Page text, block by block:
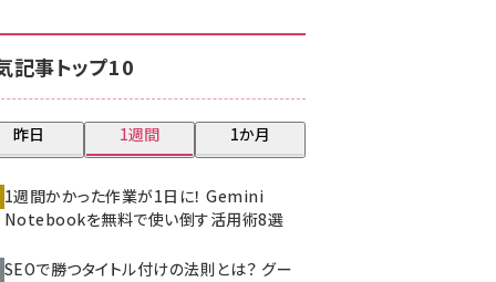
記事トップ10
昨日 1週間 1か月
1週間かかった作業が1日に！ Gemini
Notebookを無料で使い倒す活用術8選
SEOで勝つタイトル付けの法則とは？ グー